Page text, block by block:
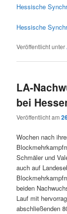
Hessische
Hessische
Veröffentlicht unter
LA-
bei
Veröffentlicht am
Wochen nach
Schmäler und
auch auf
beiden
Lauf mit
abschließenden